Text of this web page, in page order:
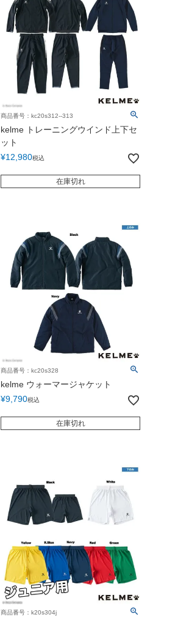
商品番号：kc20s312--313
kelme トレーニングウインド上下セ
ット
¥12,980税込
在庫切れ
商品番号：kc20s328
kelme ウォーマージャケット
¥9,790税込
在庫切れ
商品番号：k20s304j